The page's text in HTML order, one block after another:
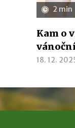
2 min
Kam o
18. 12.